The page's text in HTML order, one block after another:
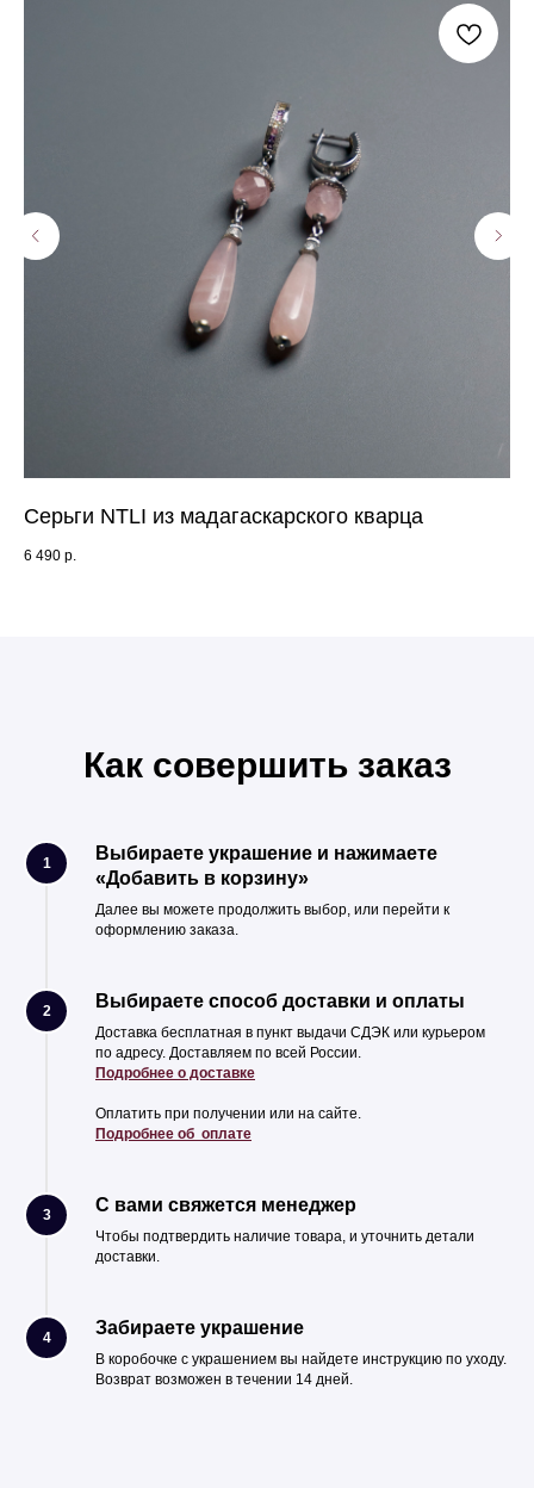
Серьги NTLI из мадагаскарского кварца
6 490 р.
Как совершить заказ
1
Выбираете украшение и нажимаете
«Добавить в корзину»
Далее вы можете продолжить выбор, или перейти к
оформлению заказа.
2 Выбираете способ доставки и оплаты
Доставка бесплатная в пункт выдачи СДЭК или курьером
по адресу. Доставляем по всей России.
Подробнее о доставке
Оплатить при получении или на сайте.
Подробнее об оплате
3 С вами свяжется менеджер
Чтобы подтвердить наличие товара, и уточнить детали
доставки.
4 Забираете украшение
В коробочке с украшением вы найдете инструкцию по уходу.
Возврат возможен в течении 14 дней.